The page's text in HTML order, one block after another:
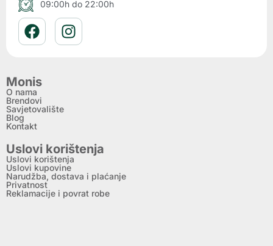
09:00h do 22:00h
Monis
O nama
Brendovi
Savjetovalište
Blog
Kontakt
Uslovi korištenja
Uslovi korištenja
Uslovi kupovine
Narudžba, dostava i plaćanje
Privatnost
Reklamacije i povrat robe